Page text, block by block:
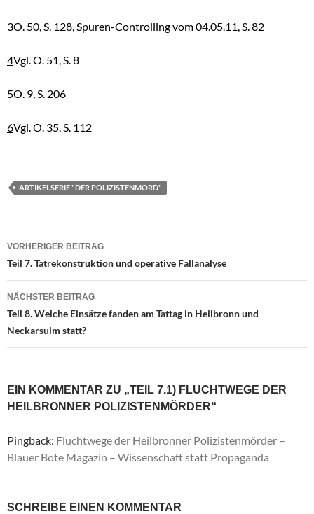
3O. 50, S. 128, Spuren-Controlling vom 04.05.11, S. 82
4Vgl. O. 51, S. 8
5O. 9, S. 206
6Vgl. O. 35, S. 112
ARTIKELSERIE "DER POLIZISTENMORD"
Beitragsnavigation
VORHERIGER BEITRAG
Teil 7. Tatrekonstruktion und operative Fallanalyse
NÄCHSTER BEITRAG
Teil 8. Welche Einsätze fanden am Tattag in Heilbronn und
Neckarsulm statt?
EIN KOMMENTAR ZU „TEIL 7.1) FLUCHTWEGE DER
HEILBRONNER POLIZISTENMÖRDER“
Pingback: Fluchtwege der Heilbronner Polizistenmörder –
Blauer Bote Magazin – Wissenschaft statt Propaganda
SCHREIBE EINEN KOMMENTAR